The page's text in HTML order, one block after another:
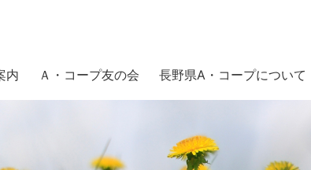
内 Ａ・コープ友の会 長野県A・コープについて